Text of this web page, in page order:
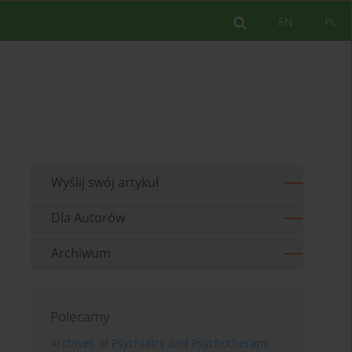
PL
EN
Wyślij swój artykuł
Dla Autorów
Archiwum
Polecamy
Archives of Psychiatry and Psychotherapy